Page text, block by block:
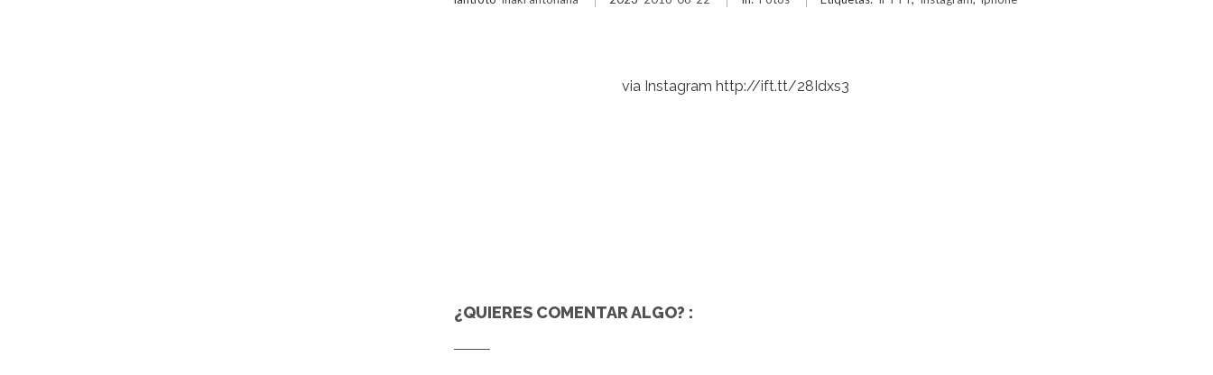
via Instagram http://ift.tt/28Idxs3
¿QUIERES COMENTAR ALGO? :